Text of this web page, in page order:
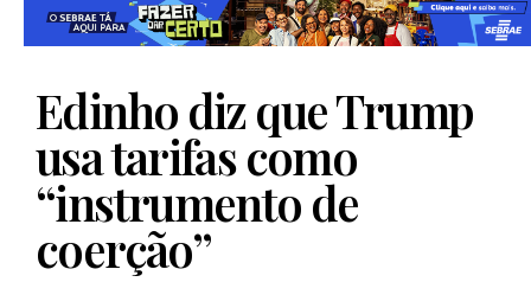
Edinho diz que Trump
usa tarifas como
“instrumento de
coerção”